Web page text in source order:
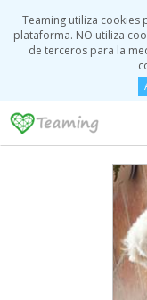
Teaming utiliza
plataforma. NO utiliza
de terceros para la